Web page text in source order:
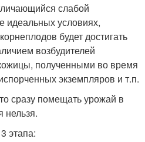
слабой
условиях,
будет достигать
возбудителей
полученными во время
экземпляров и т.п.
сразу помещать урожай в
нельзя.
этапа: